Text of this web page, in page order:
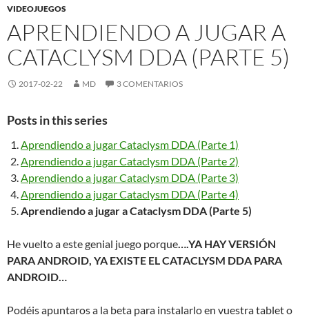
VIDEOJUEGOS
APRENDIENDO A JUGAR A
CATACLYSM DDA (PARTE 5)
2017-02-22 MD 3 COMENTARIOS
Posts in this series
Aprendiendo a jugar Cataclysm DDA (Parte 1)
Aprendiendo a jugar Cataclysm DDA (Parte 2)
Aprendiendo a jugar Cataclysm DDA (Parte 3)
Aprendiendo a jugar Cataclysm DDA (Parte 4)
Aprendiendo a jugar a Cataclysm DDA (Parte 5)
He vuelto a este genial juego porque….YA HAY VERSIÓN
PARA ANDROID, YA EXISTE EL CATACLYSM DDA PARA
ANDROID…
Podéis apuntaros a la beta para instalarlo en vuestra tablet o